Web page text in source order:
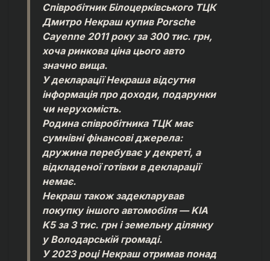
Співробітник Білоцерківського ТЦК
Дмитро Некраш купив Porsche
Cayenne 2011 року за 300 тис. грн,
хоча ринкова ціна цього авто
значно вища.
У декларації Некраша відсутня
інформація про доходи, подарунки
чи нерухомість.
Родина співробітника ТЦК має
сумнівні фінансові джерела:
дружина перебуває у декреті, а
відкладеної готівки в декларації
немає.
Некраш також задекларував
покупку іншого автомобіля — KIA
K5 за 3 тис. грн і земельну ділянку
у Володарській громаді.
У 2023 році Некраш отримав понад